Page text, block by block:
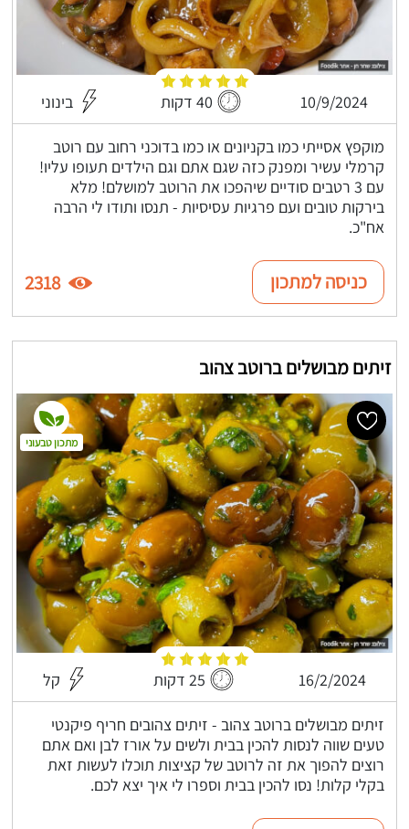
10/9/2024 40 דקות בינוני
מוקפץ אסייתי כמו בקניונים או כמו בדוכני רחוב עם רוטב
קרמלי עשיר ומפנק כזה שגם אתם וגם הילדים תעופו עליו!
עם 3 רטבים סודיים שיהפכו את הרוטב למושלם! מלא
בירקות טובים ועם פרגיות עסיסיות - תנסו ותודו לי הרבה
אח"כ.
כניסה למתכון 2318
זיתים מבושלים ברוטב צהוב
16/2/2024 25 דקות קל
זיתים מבושלים ברוטב צהוב - זיתים צהובים חריף פיקנטי
טעים שווה לנסות להכין בבית ולשים על אורז לבן ואם אתם
רוצים להפוך את זה לרוטב של קציצות תוכלו לעשות זאת
בקלי קלות! נסו להכין בבית וספרו לי איך יצא לכם.
מתכון טבעוני